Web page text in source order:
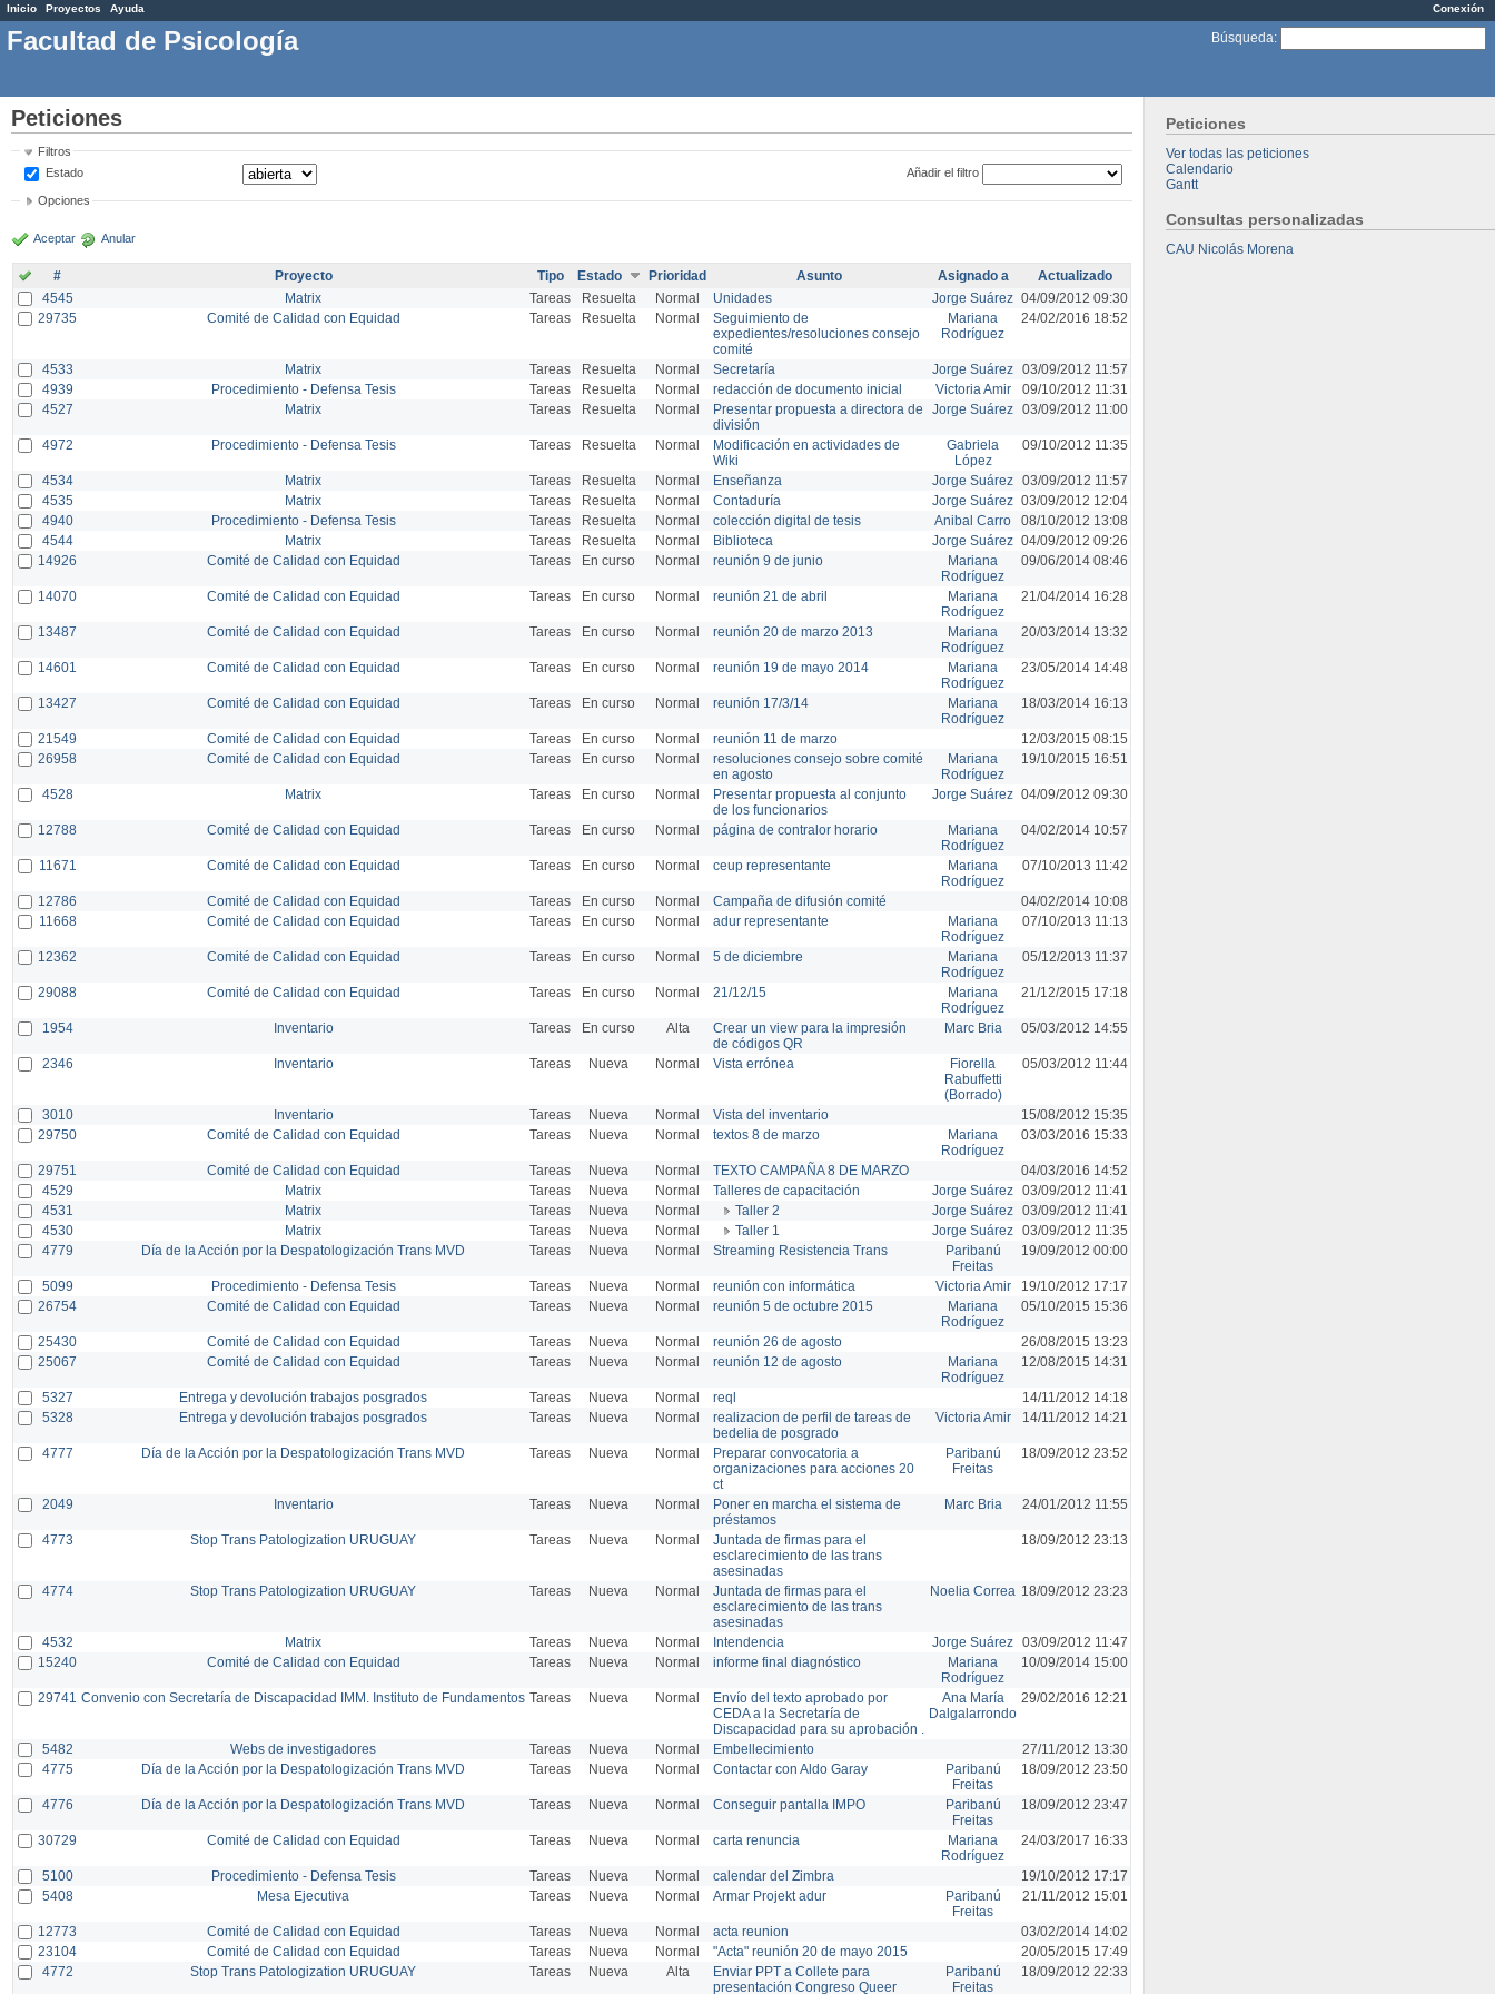
Conexión
Inicio Proyectos Ayuda
Búsqueda:
Facultad de Psicología
Peticiones
Ver todas las peticiones
Calendario
Gantt
Consultas personalizadas
CAU Nicolás Morena
Peticiones
Filtros
Estado
Añadir el filtro
Opciones
Aceptar Anular
# Proyecto Tipo Estado Prioridad Asunto Asignado a
Actualizado
4545
Matrix Tareas Resuelta Normal Unidades Jorge Suárez 04/09/2012 09:30
29735
Comité de Calidad con Equidad Tareas Resuelta Normal
Seguimiento de
expedientes/resoluciones consejo
comité
Mariana
Rodríguez
24/02/2016 18:52
4533 Matrix Tareas Resuelta Normal Secretaría Jorge Suárez 03/09/2012 11:57
4939
Procedimiento - Defensa Tesis Tareas Resuelta Normal redacción de documento inicial Victoria Amir
09/10/2012 11:31
4527
Matrix Tareas Resuelta Normal
Presentar propuesta a directora de
división
Jorge Suárez 03/09/2012 11:00
4972 Procedimiento - Defensa Tesis Tareas Resuelta Normal
Modificación en actividades de
Wiki
Gabriela
López
09/10/2012 11:35
4534 Matrix Tareas Resuelta Normal Enseñanza Jorge Suárez 03/09/2012 11:57
4535
Matrix Tareas Resuelta Normal Contaduría Jorge Suárez 03/09/2012 12:04
4940
Procedimiento - Defensa Tesis Tareas Resuelta Normal colección digital de tesis Anibal Carro
08/10/2012 13:08
4544
Matrix Tareas Resuelta Normal Biblioteca Jorge Suárez 04/09/2012 09:26
14926
Comité de Calidad con Equidad Tareas En curso Normal reunión 9 de junio
Mariana
Rodríguez
09/06/2014 08:46
14070 Comité de Calidad con Equidad Tareas En curso Normal reunión 21 de abril
Mariana
Rodríguez
21/04/2014 16:28
13487 Comité de Calidad con Equidad Tareas En curso Normal reunión 20 de marzo 2013
Mariana
Rodríguez
20/03/2014 13:32
14601 Comité de Calidad con Equidad Tareas En curso Normal reunión 19 de mayo 2014
Mariana
Rodríguez
23/05/2014 14:48
13427 Comité de Calidad con Equidad Tareas En curso Normal reunión 17/3/14
Mariana
Rodríguez
18/03/2014 16:13
21549 Comité de Calidad con Equidad Tareas En curso Normal reunión 11 de marzo
12/03/2015 08:15
26958
Comité de Calidad con Equidad Tareas En curso Normal
resoluciones consejo sobre comité
en agosto
Mariana
Rodríguez
19/10/2015 16:51
4528 Matrix Tareas En curso Normal
Presentar propuesta al conjunto
de los funcionarios
Jorge Suárez 04/09/2012 09:30
12788 Comité de Calidad con Equidad Tareas En curso Normal página de contralor horario
Mariana
Rodríguez
04/02/2014 10:57
11671 Comité de Calidad con Equidad Tareas En curso Normal ceup representante
Mariana
Rodríguez
07/10/2013 11:42
12786 Comité de Calidad con Equidad Tareas En curso Normal Campaña de difusión comité
04/02/2014 10:08
11668
Comité de Calidad con Equidad Tareas En curso Normal adur representante
Mariana
Rodríguez
07/10/2013 11:13
12362 Comité de Calidad con Equidad Tareas En curso Normal 5 de diciembre
Mariana
Rodríguez
05/12/2013 11:37
29088 Comité de Calidad con Equidad Tareas En curso Normal 21/12/15
Mariana
Rodríguez
21/12/2015 17:18
1954 Inventario Tareas En curso Alta
Crear un view para la impresión
de códigos QR
Marc Bria 05/03/2012 14:55
2346 Inventario Tareas Nueva Normal Vista errónea
Fiorella
Rabuffetti
(Borrado)
05/03/2012 11:44
3010 Inventario Tareas Nueva Normal Vista del inventario
15/08/2012 15:35
29750
Comité de Calidad con Equidad Tareas Nueva Normal textos 8 de marzo
Mariana
Rodríguez
03/03/2016 15:33
29751 Comité de Calidad con Equidad Tareas Nueva Normal TEXTO CAMPAÑA 8 DE MARZO
04/03/2016 14:52
4529
Matrix Tareas Nueva Normal Talleres de capacitación Jorge Suárez 03/09/2012 11:41
4531
Matrix Tareas Nueva Normal Taller 2 Jorge Suárez 03/09/2012 11:41
4530
Matrix Tareas Nueva Normal Taller 1 Jorge Suárez 03/09/2012 11:35
4779
Día de la Acción por la Despatologización Trans MVD Tareas Nueva Normal Streaming Resistencia Trans
Paribanú
Freitas
19/09/2012 00:00
5099 Procedimiento - Defensa Tesis Tareas Nueva Normal reunión con informática Victoria Amir
19/10/2012 17:17
26754
Comité de Calidad con Equidad Tareas Nueva Normal reunión 5 de octubre 2015
Mariana
Rodríguez
05/10/2015 15:36
25430 Comité de Calidad con Equidad Tareas Nueva Normal reunión 26 de agosto
26/08/2015 13:23
25067
Comité de Calidad con Equidad Tareas Nueva Normal reunión 12 de agosto
Mariana
Rodríguez
12/08/2015 14:31
5327 Entrega y devolución trabajos posgrados Tareas Nueva Normal reql
14/11/2012 14:18
5328
Entrega y devolución trabajos posgrados Tareas Nueva Normal
realizacion de perfil de tareas de
bedelia de posgrado
Victoria Amir 14/11/2012 14:21
4777 Día de la Acción por la Despatologización Trans MVD Tareas Nueva Normal
Preparar convocatoria a
organizaciones para acciones 20
ct
Paribanú
Freitas
18/09/2012 23:52
2049 Inventario Tareas Nueva Normal
Poner en marcha el sistema de
préstamos
Marc Bria 24/01/2012 11:55
4773 Stop Trans Patologization URUGUAY Tareas Nueva Normal
Juntada de firmas para el
esclarecimiento de las trans
asesinadas
18/09/2012 23:13
4774 Stop Trans Patologization URUGUAY Tareas Nueva Normal
Juntada de firmas para el
esclarecimiento de las trans
asesinadas
Noelia Correa 18/09/2012 23:23
4532 Matrix Tareas Nueva Normal Intendencia Jorge Suárez 03/09/2012 11:47
15240
Comité de Calidad con Equidad Tareas Nueva Normal informe final diagnóstico
Mariana
Rodríguez
10/09/2014 15:00
29741 Convenio con Secretaría de Discapacidad IMM. Instituto de Fundamentos Tareas Nueva Normal
Envío del texto aprobado por
CEDA a la Secretaría de
Discapacidad para su aprobación .
Ana María
Dalgalarrondo
29/02/2016 12:21
5482 Webs de investigadores Tareas Nueva Normal Embellecimiento
27/11/2012 13:30
4775
Día de la Acción por la Despatologización Trans MVD Tareas Nueva Normal Contactar con Aldo Garay
Paribanú
Freitas
18/09/2012 23:50
4776 Día de la Acción por la Despatologización Trans MVD Tareas Nueva Normal Conseguir pantalla IMPO
Paribanú
Freitas
18/09/2012 23:47
30729 Comité de Calidad con Equidad Tareas Nueva Normal carta renuncia
Mariana
Rodríguez
24/03/2017 16:33
5100 Procedimiento - Defensa Tesis Tareas Nueva Normal calendar del Zimbra
19/10/2012 17:17
5408
Mesa Ejecutiva Tareas Nueva Normal Armar Projekt adur
Paribanú
Freitas
21/11/2012 15:01
12773 Comité de Calidad con Equidad Tareas Nueva Normal acta reunion
03/02/2014 14:02
23104
Comité de Calidad con Equidad Tareas Nueva Normal "Acta" reunión 20 de mayo 2015
20/05/2015 17:49
4772
Stop Trans Patologization URUGUAY Tareas Nueva Alta
Enviar PPT a Collete para
presentación Congreso Queer
Paribanú
Freitas
18/09/2012 22:33